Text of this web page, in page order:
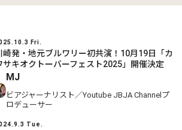
Fri.
崎発・地元ブルワリー初共演！10月19日「カ
サキオクトーバーフェスト2025」開催決定
MJ
ビアジャーナリスト／Youtube JBJA Channelプ
ロデューサー
Tue.